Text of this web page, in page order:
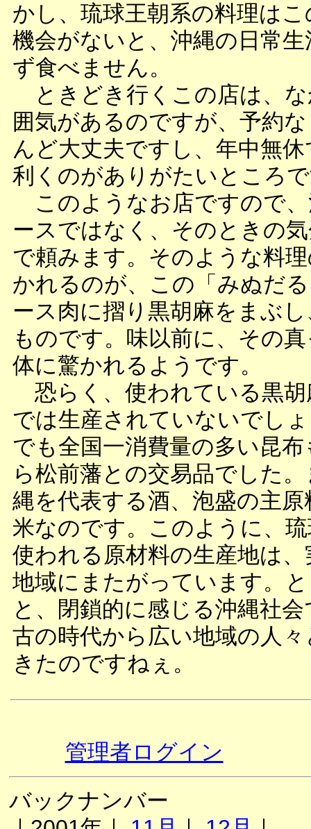
かし、琉球王朝系の料理は
機会がないと、沖縄の日常
ず食べません。
ときどき行くこの店は、
囲気があるのですが、予約
んど大丈夫ですし、年中無
利くのがありがたいところ
このようなお店ですので
ースではなく、そのときの
で頼みます。そのような料
かれるのが、この「みぬだ
ース肉に摺り黒胡麻をまぶ
ものです。味以前に、その
体に驚かれるようです。
恐らく、使われている黒胡
では生産されていないでし
でも全国一消費量の多い昆布
ら松前藩との交易品でした
縄を代表する酒、泡盛の主
米なのです。このように、
使われる原材料の生産地は
地域にまたがっています。
と、閉鎖的に感じる沖縄社
古の時代から広い地域の人
きたのですねぇ。
管理者ログイン
バックナンバー